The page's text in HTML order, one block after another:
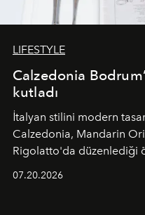
LIFESTYLE
Calzedonia
kutladı
İtalyan stilini modern
Calzedonia, Mandarin
Rigolatto'da düzenlediği
07.20.2026